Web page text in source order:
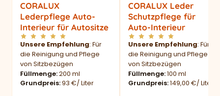
CORALUX
Lederpflege Auto-
Interieur für Autositze
Unsere Empfehlung: Für
die Reinigung und Pflege
von Sitzbezügen
Füllmenge 200 ml
Grundpreis 93 €/ Liter
CORALUX Leder
Schutzpflege für
Auto-Interieur
Unsere Empfehlung: Für
die Reinigung und Pflege
von Sitzbezügen
Füllmenge 100 ml
Grundpreis 149,00 €/ Liter